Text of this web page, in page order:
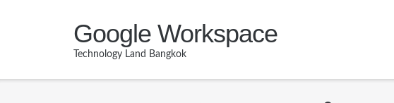
Google Workspace
Technology Land Bangkok